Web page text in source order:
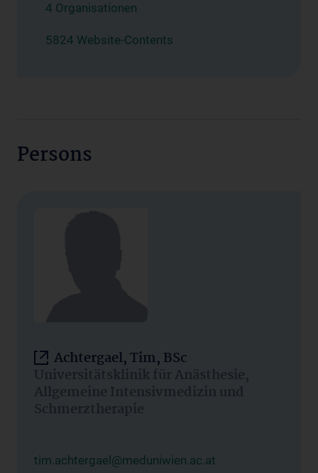
4 Organisationen
5824 Website-Contents
Persons
Achtergael, Tim, BSc
Universitätsklinik für Anästhesie,
Allgemeine Intensivmedizin und
Schmerztherapie
tim.achtergael@meduniwien.ac.at